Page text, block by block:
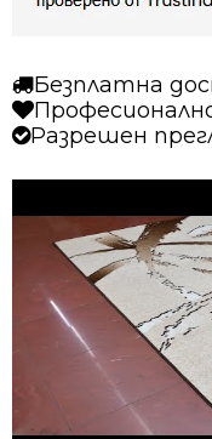
Безплатна
Разрешен